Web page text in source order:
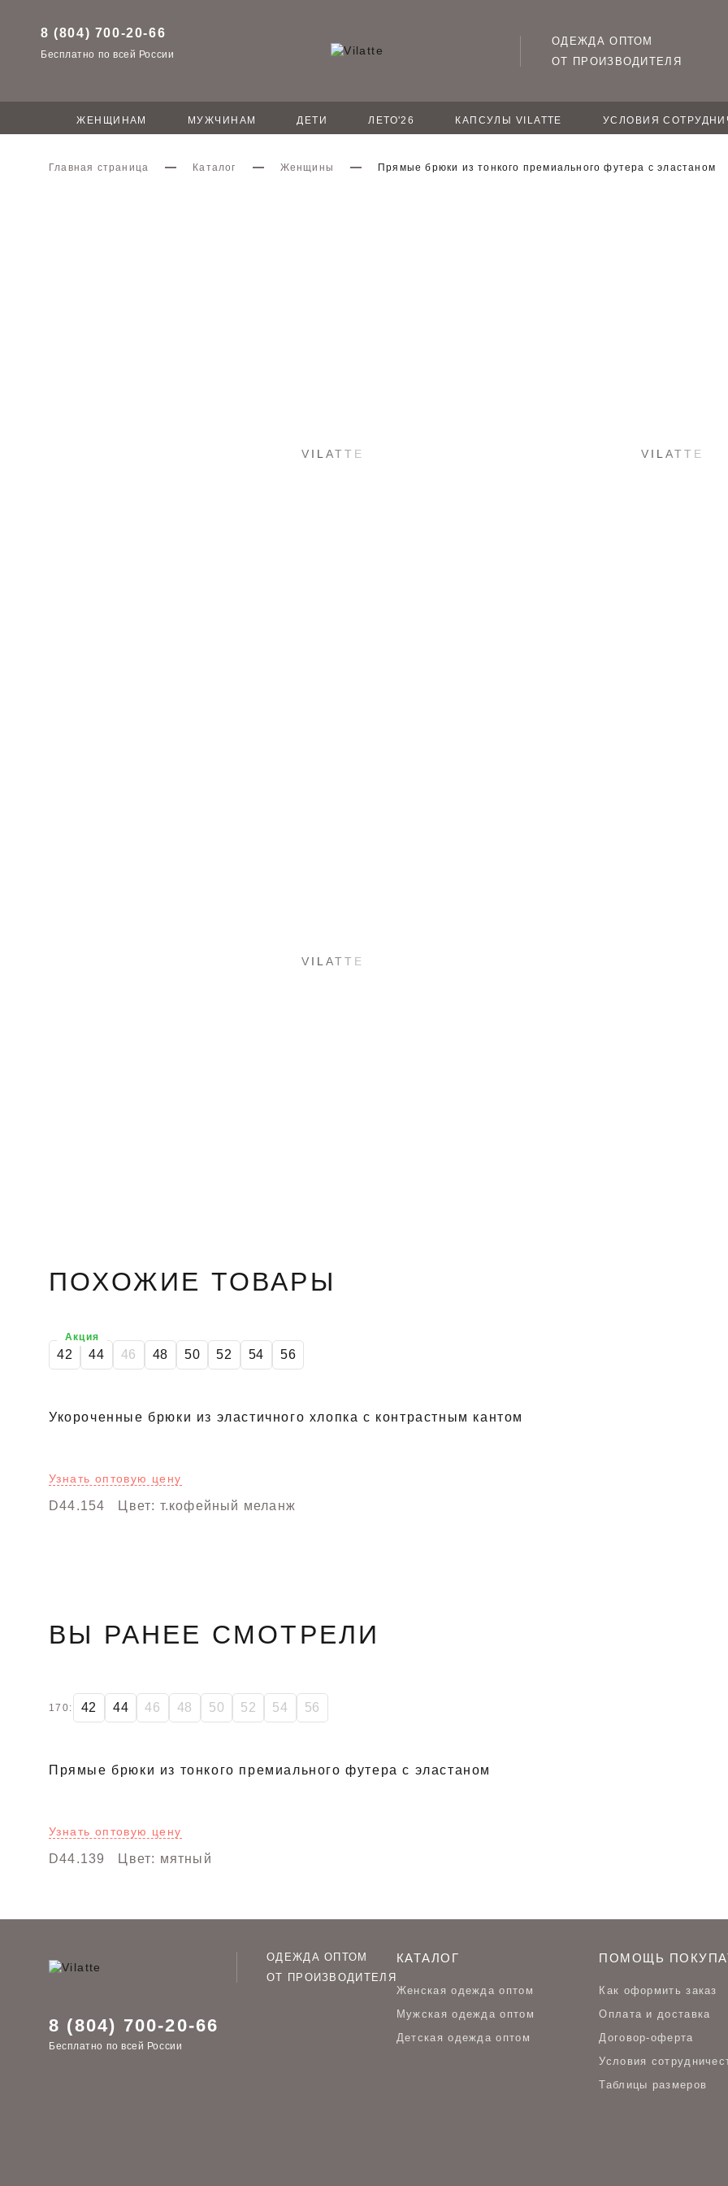
8 (804) 700-20-66
Бесплатно по всей России
ОДЕЖДА ОПТОМ
ОТ ПРОИЗВОДИТЕЛЯ
ЖЕНЩИНАМ МУЖЧИНАМ ДЕТИ ЛЕТО'26 КАПСУЛЫ VILATTE УСЛОВИЯ
Главная страница Каталог Женщины Прямые брюки из тонкого премиального футера с эластаном
ПОХОЖИЕ ТОВАРЫ
42 44 46 48 50 52 54 56
Укороченные брюки из эластичного хлопка с контрастным кантом
Узнать оптовую цену
D44.154 Цвет: т.кофейный меланж
Акция
ВЫ РАНЕЕ СМОТРЕЛИ
170: 42 44 46 48 50 52 54 56
Прямые брюки из тонкого премиального футера с эластаном
Узнать оптовую цену
D44.139 Цвет: мятный
ОДЕЖДА ОПТОМ
ОТ ПРОИЗВОДИТЕЛЯ
8 (804) 700-20-66
Бесплатно по всей России
КАТАЛОГ
Женская одежда оптом
Мужская одежда оптом
Детская одежда оптом
ПОМОЩЬ
Как оформить заказ
Оплата и доставка
Договор-оферта
Условия
Таблицы размеров